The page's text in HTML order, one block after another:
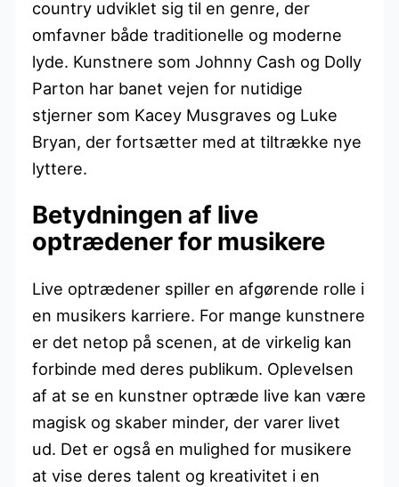
country udviklet sig til en genre, der
omfavner både traditionelle og moderne
lyde. Kunstnere som Johnny Cash og Dolly
Parton har banet vejen for nutidige
stjerner som Kacey Musgraves og Luke
Bryan, der fortsætter med at tiltrække nye
lyttere.
Betydningen af live
optrædener for musikere
Live optrædener spiller en afgørende rolle i
en musikers karriere. For mange kunstnere
er det netop på scenen, at de virkelig kan
forbinde med deres publikum. Oplevelsen
af at se en kunstner optræde live kan være
magisk og skaber minder, der varer livet
ud. Det er også en mulighed for musikere
at vise deres talent og kreativitet i en